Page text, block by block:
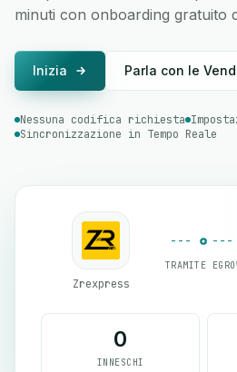
minuti con onboarding gratuito
Inizia Parla con le
Nessuna codifica richiesta
Sincronizzazione in Tempo Reale
Zrexpress
TRAMITE
0
INNESCHI